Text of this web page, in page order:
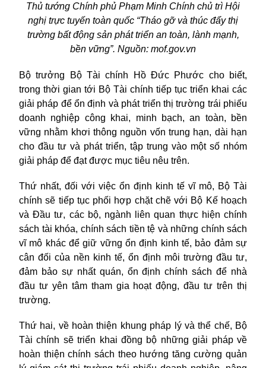
Thủ tướng Chính phủ Phạm Minh Chính chủ trì Hội
nghị trực tuyến toàn quốc “Tháo gỡ và thúc đẩy thị
trường bất động sản phát triển an toàn, lành mạnh,
bền vững”. Nguồn: mof.gov.vn
Bộ trưởng Bộ Tài chính Hồ Đức Phước cho biết,
trong thời gian tới Bộ Tài chính tiếp tục triển khai các
giải pháp để ổn định và phát triển thị trường trái phiếu
doanh nghiệp công khai, minh bạch, an toàn, bền
vững nhằm khơi thông nguồn vốn trung hạn, dài hạn
cho đầu tư và phát triển, tập trung vào một số nhóm
giải pháp để đạt được mục tiêu nêu trên.
Thứ nhất, đối với việc ổn định kinh tế vĩ mô, Bộ Tài
chính sẽ tiếp tục phối hợp chặt chẽ với Bộ Kế hoạch
và Đầu tư, các bộ, ngành liên quan thực hiện chính
sách tài khóa, chính sách tiền tệ và những chính sách
vĩ mô khác để giữ vững ổn định kinh tế, bảo đảm sự
cân đối của nền kinh tế, ổn định môi trường đầu tư,
đảm bảo sự nhất quán, ổn định chính sách để nhà
đầu tư yên tâm tham gia hoạt động, đầu tư trên thị
trường.
Thứ hai, về hoàn thiện khung pháp lý và thể chế, Bộ
Tài chính sẽ triển khai đồng bộ những giải pháp về
hoàn thiện chính sách theo hướng tăng cường quản